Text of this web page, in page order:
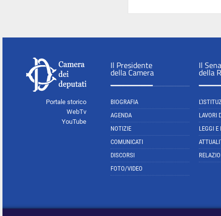
Portale storico
WebTv
YouTube
Il Presidente
della Camera
BIOGRAFIA
AGENDA
NOTIZIE
COMUNICATI
DISCORSI
FOTO/VIDEO
Il
della
LAVORI
LEGGI E